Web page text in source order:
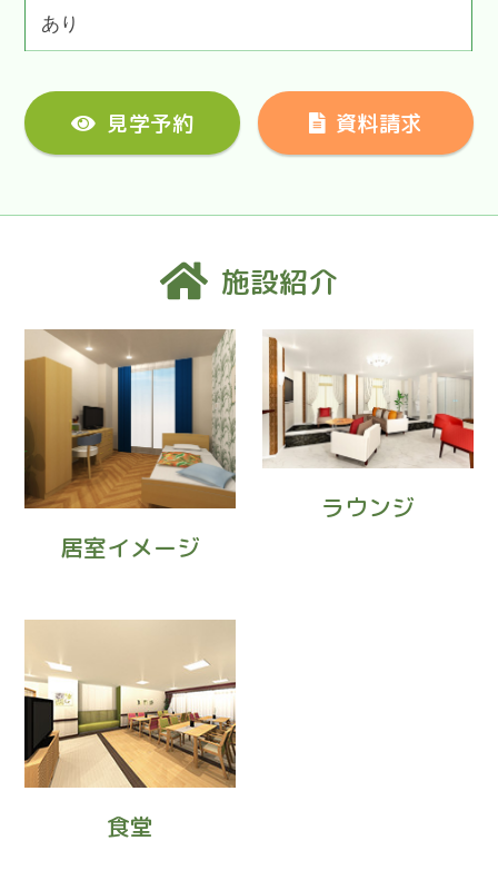
あり
見学予約 資料請求
施設紹介
居室イメージ
ラウンジ
食堂